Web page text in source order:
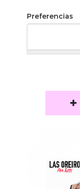
Preferencias